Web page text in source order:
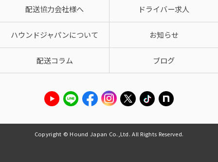
配送協力会社様へ ドライバー求人
ハウンドジャパンについて お知らせ
配送コラム ブログ
Copyright © Hound Japan Co.,Ltd. All Rights Reserved.